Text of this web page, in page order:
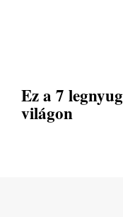
Ez a 7
világon